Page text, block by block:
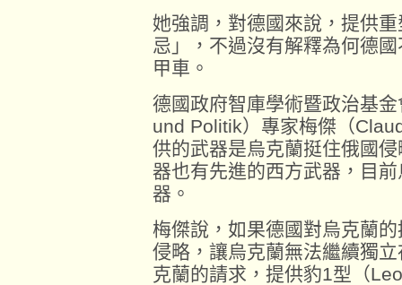
她強調，對德國來說，提供
忌」，不過沒有解釋為何德
甲車。
德國政府智庫學術暨政治基
und Politik）專家梅傑（
供的武器是烏克蘭挺住俄國
器也有先進的西方武器，目
器。
梅傑說，如果德國對烏克蘭
侵略，讓烏克蘭無法繼續獨
克蘭的請求，提供豹1型（